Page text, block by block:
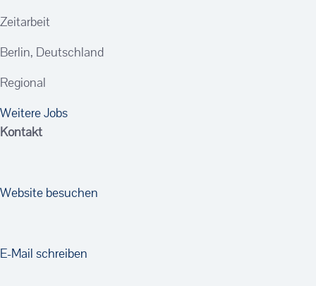
Zeitarbeit
Berlin, Deutschland
Regional
Weitere Jobs
Kontakt
Website besuchen
E-Mail schreiben